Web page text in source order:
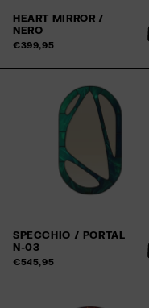
HEART MIRROR /
NERO
€399,95
SPECCHIO / PORTAL
N-03
€545,95